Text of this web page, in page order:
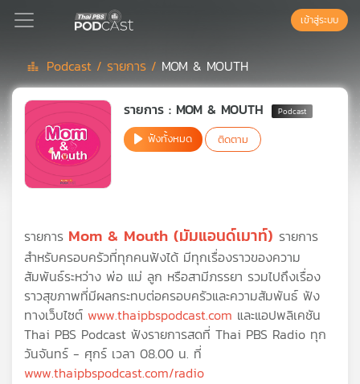
Podcast
เพล
สต์
ของ
เข้าสู่ระบบ
Podcast /รายการ / MOM & MOUTH
รายการ : MOM & MOUTH
ฟังทั้งหมด ติดตาม
รายการ Mom & Mouth (มัมแอนด์เมาท์) รายการ
สำหรับครอบครัวที่ทุกคนฟังได้ มีทุกเรื่องราวของความ
สัมพันธ์ระหว่าง พ่อ แม่ ลูก หรือสามีภรรยา รวมไปถึงเรื่อง
ราวสุขภาพที่มีผลกระทบต่อครอบครัวและความสัมพันธ์ ฟัง
ทางเว็บไซต์ www.thaipbspodcast.com และแอปพลิเคชัน
Thai PBS Podcast ฟังรายการสดที่ Thai PBS Radio ทุก
วันจันทร์ - ศุกร์ เวลา 08.00 น. ที่
www.thaipbspodcast.com/radio